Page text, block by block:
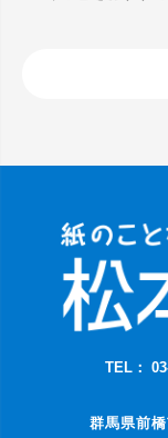
TEL：
群馬県前